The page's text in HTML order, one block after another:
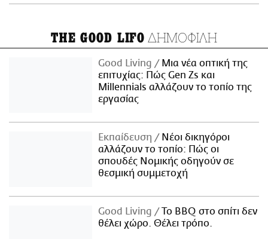
THE GOOD LIFO ΔΗΜΟΦΙΛΗ
Good Living
Μια νέα οπτική της
επιτυχίας: Πώς Gen Zs και
Millennials αλλάζουν το τοπίο της
εργασίας
Εκπαίδευση
Νέοι δικηγόροι
αλλάζουν το τοπίο: Πώς οι
σπουδές Νομικής οδηγούν σε
θεσμική συμμετοχή
Good Living
Το BBQ στο σπίτι δεν
θέλει χώρο. Θέλει τρόπο.